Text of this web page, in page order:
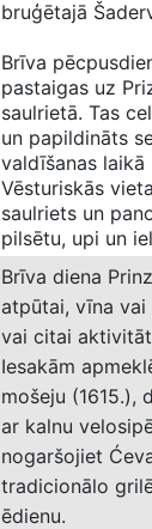
bruģētajā
Brīva
pastaigas uz
saulrietā. Tas
un papildināts
valdīšanas laikā
Vēsturiskās
saulriets un
pilsētu, upi un
Brīva diena
atpūtai, vīna vai
vai citai
Iesakām
mošeju (1615.),
ar kalnu
nogaršojiet
tradicionālo
ēdienu.